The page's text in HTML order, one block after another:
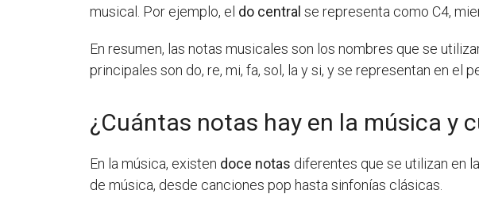
musical. Por ejemplo, el do central se representa como C4,
En resumen, las notas musicales son los nombres que se
principales son do, re, mi, fa, sol, la y si, y se representan en el
¿Cuántas notas hay en la música y
En la música, existen doce notas diferentes que se utilizan en
de música, desde canciones pop hasta sinfonías clásicas.